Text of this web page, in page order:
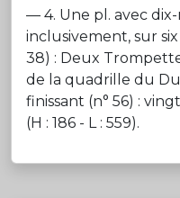
— 4. Une pl. avec
inclusivement, sur
38) : Deux
de la quadrille du
finissant (n° 56) :
(H : 186 - L : 559).